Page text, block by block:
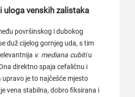
uloga venskih zalistaka
površinskog i dubokog
duž cijelog gornjeg uda, s tim
v. mediana cubitiu
direktno spaja cefaličnu i
upravo je to najčešće mjesto
vena stabilna, dobro fiksirana i